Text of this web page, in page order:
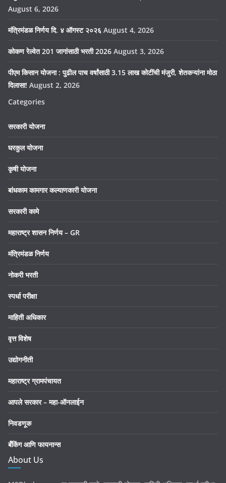
August 6, 2026
मंत्रिमंडळ निर्णय दि. ४ ऑगस्ट २०२६ August 4, 2026
कोकण रेल्वेत 201 जागांसाठी भरती 2026 August 3, 2026
पीएम किसान योजना : पुढील पाच वर्षांसाठी 3.15 लाख कोटींची मंजुरी, शेतकऱ्यांना मोठा
दिलासा! August 2, 2026
Categories
सरकारी योजना
घरकुल योजना
कृषी योजना
बांधकाम कामगार कल्याणकारी योजना
सरकारी कामे
महाराष्ट्र शासन निर्णय – GR
मंत्रिमंडळ निर्णय
नोकरी भरती
स्पर्धा परीक्षा
माहिती अधिकार
वृत्त विशेष
उद्योगनीती
महाराष्ट्र ग्रामपंचायत
आपले सरकार – महा-ऑनलाईन
निवडणूक
बँकिंग आणि फायनान्स
About Us